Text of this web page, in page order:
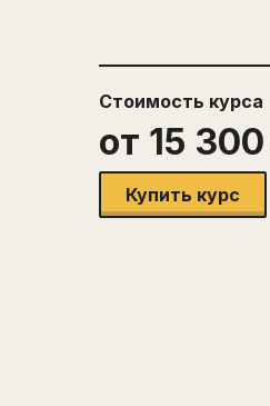
Стоимость курса
от 15 300
Купить курс